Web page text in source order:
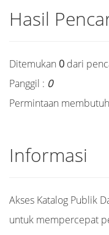
Hasil
Ditemukan 0 dari
Panggil : 0
Permintaan
Informasi
Akses Katalog Publik
untuk mempercepat